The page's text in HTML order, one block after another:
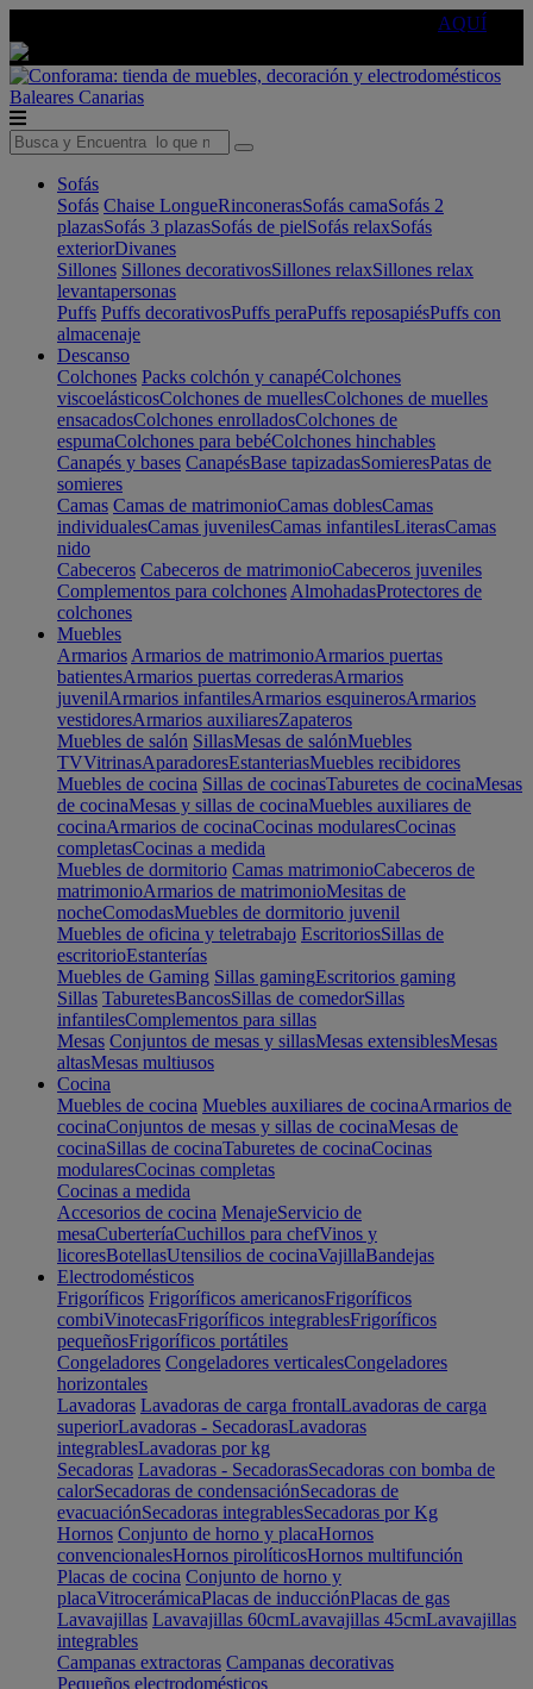
AQUÍ
Baleares Canarias
Sofás
Sofás Chaise LongueRinconerasSofás camaSofás 2
plazasSofás 3 plazasSofás de pielSofás relaxSofás
exteriorDivanes
Sillones Sillones decorativosSillones relaxSillones relax
levantapersonas
Puffs Puffs decorativosPuffs peraPuffs reposapiésPuffs con
almacenaje
Descanso
Colchones Packs colchón y canapéColchones
viscoelásticosColchones de muellesColchones de muelles
ensacadosColchones enrolladosColchones de
espumaColchones para bebéColchones hinchables
Canapés y bases CanapésBase tapizadasSomieresPatas de
somieres
Camas Camas de matrimonioCamas doblesCamas
individualesCamas juvenilesCamas infantilesLiterasCamas
nido
Cabeceros Cabeceros de matrimonioCabeceros juveniles
Complementos para colchones AlmohadasProtectores de
colchones
Muebles
Armarios Armarios de matrimonioArmarios puertas
batientesArmarios puertas correderasArmarios
juvenilArmarios infantilesArmarios esquinerosArmarios
vestidoresArmarios auxiliaresZapateros
Muebles de salón SillasMesas de salónMuebles
TVVitrinasAparadoresEstanteriasMuebles recibidores
Muebles de cocina Sillas de cocinasTaburetes de cocinaMesas
de cocinaMesas y sillas de cocinaMuebles auxiliares de
cocinaArmarios de cocinaCocinas modularesCocinas
completasCocinas a medida
Muebles de dormitorio Camas matrimonioCabeceros de
matrimonioArmarios de matrimonioMesitas de
nocheComodasMuebles de dormitorio juvenil
Muebles de oficina y teletrabajo EscritoriosSillas de
escritorioEstanterías
Muebles de Gaming Sillas gamingEscritorios gaming
Sillas TaburetesBancosSillas de comedorSillas
infantilesComplementos para sillas
Mesas Conjuntos de mesas y sillasMesas extensiblesMesas
altasMesas multiusos
Cocina
Muebles de cocina Muebles auxiliares de cocinaArmarios de
cocinaConjuntos de mesas y sillas de cocinaMesas de
cocinaSillas de cocinaTaburetes de cocinaCocinas
modularesCocinas completas
Cocinas a medida
Accesorios de cocina MenajeServicio de
mesaCuberteríaCuchillos para chefVinos y
licoresBotellasUtensilios de cocinaVajillaBandejas
Electrodomésticos
Frigoríficos Frigoríficos americanosFrigoríficos
combiVinotecasFrigoríficos integrablesFrigoríficos
pequeñosFrigoríficos portátiles
Congeladores Congeladores verticalesCongeladores
horizontales
Lavadoras Lavadoras de carga frontalLavadoras de carga
superiorLavadoras - SecadorasLavadoras
integrablesLavadoras por kg
Secadoras Lavadoras - SecadorasSecadoras con bomba de
calorSecadoras de condensaciónSecadoras de
evacuaciónSecadoras integrablesSecadoras por Kg
Hornos Conjunto de horno y placaHornos
convencionalesHornos pirolíticosHornos multifunción
Placas de cocina Conjunto de horno y
placaVitrocerámicaPlacas de inducciónPlacas de gas
Lavavajillas Lavavajillas 60cmLavavajillas 45cmLavavajillas
integrables
Campanas extractoras Campanas decorativas
Pequeños electrodomésticos